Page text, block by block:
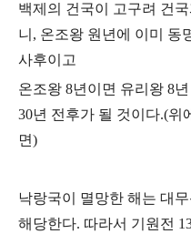
백제의 건국이 고구려 건
니, 온조왕 원년에 이미 동
사후이고
온조왕 8년이면 유리왕 8
30년 전후가 될 것이다.(위
면)
낙랑국이 멸망한 해는 대
해당한다. 따라서 기원전